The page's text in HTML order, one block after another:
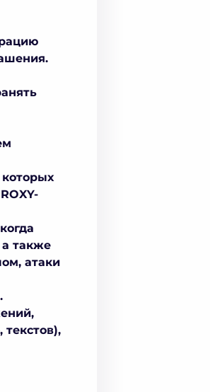
которых
а также
атаки